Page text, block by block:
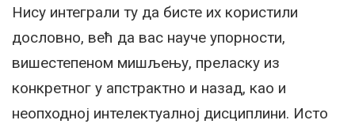
Нису интеграли ту да бисте их користили
дословно, већ да вас науче упорности,
вишестепеном мишљењу, преласку из
конкретног у апстрактно и назад, као и
неопходној интелектуалној дисциплини. Исто